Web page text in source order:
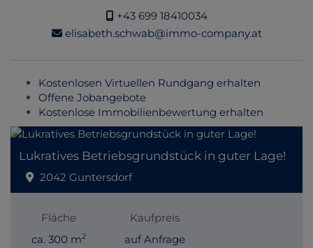
+43 699 18410034
elisabeth.schwab@immo-company.at
Kostenlosen Virtuellen Rundgang erhalten
Offene Jobangebote
Kostenlose Immobilienbewertung erhalten
Lukratives Betriebsgrundstück in guter Lage!
2042 Guntersdorf
Fläche
ca. 300 m2
Kaufpreis
auf Anfrage